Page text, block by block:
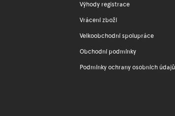
Výhody registrace
Vrácení zboží
Velkoobchodní spolupráce
Obchodní podmínky
Podmínky ochrany osobních údajů